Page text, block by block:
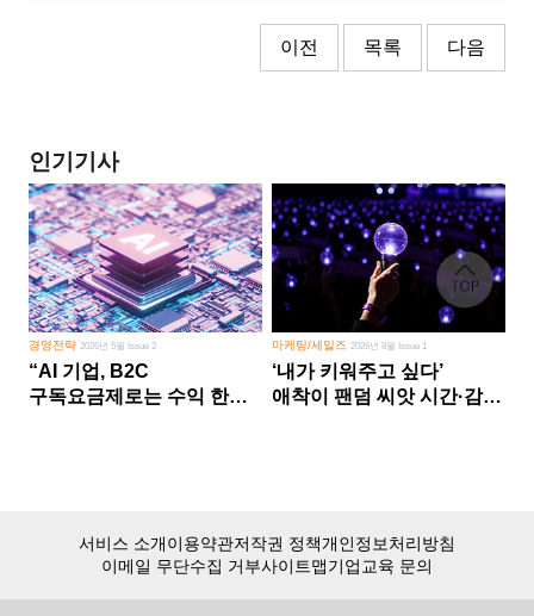
이전 목록 다음
인기기사
경영전략 2026년 5월 Issue 2
“AI 기업, B2C
구독요금제로는 수익 한계
마케팅/세일즈 2026년 8월 Issue 1
‘내가 키워주고 싶다’
애착이 팬덤 씨앗 시간·감정
서비스 소개이용약관저작권 정책개인정보처리방침
이메일 무단수집 거부사이트맵기업교육 문의